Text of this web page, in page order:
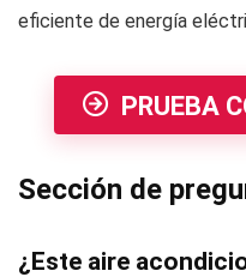
eficiente de energía
PRUEBA
Sección de
¿Este aire